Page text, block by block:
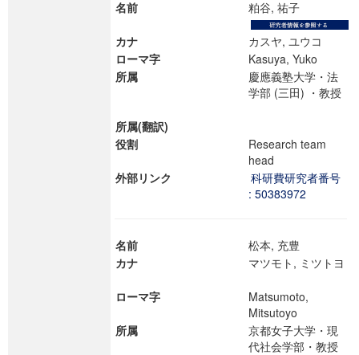
名前 粕谷, 祐子
カナ
カスヤ, ユウコ
ローマ字
Kasuya, Yuko
所属
慶應義塾大学・法
学部 (三田) ・教授
所属(翻訳)
役割
Research team
head
外部リンク
科研費研究者番号
: 50383972
名前
松本, 充豊
カナ
マツモト, ミツトヨ
ローマ字
Matsumoto,
Mitsutoyo
所属
京都女子大学・現
代社会学部・教授